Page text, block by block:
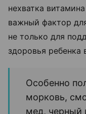
нехватка
важный фактор
не только для
здоровья ребенка
Особенно
морковь,
мед, черный